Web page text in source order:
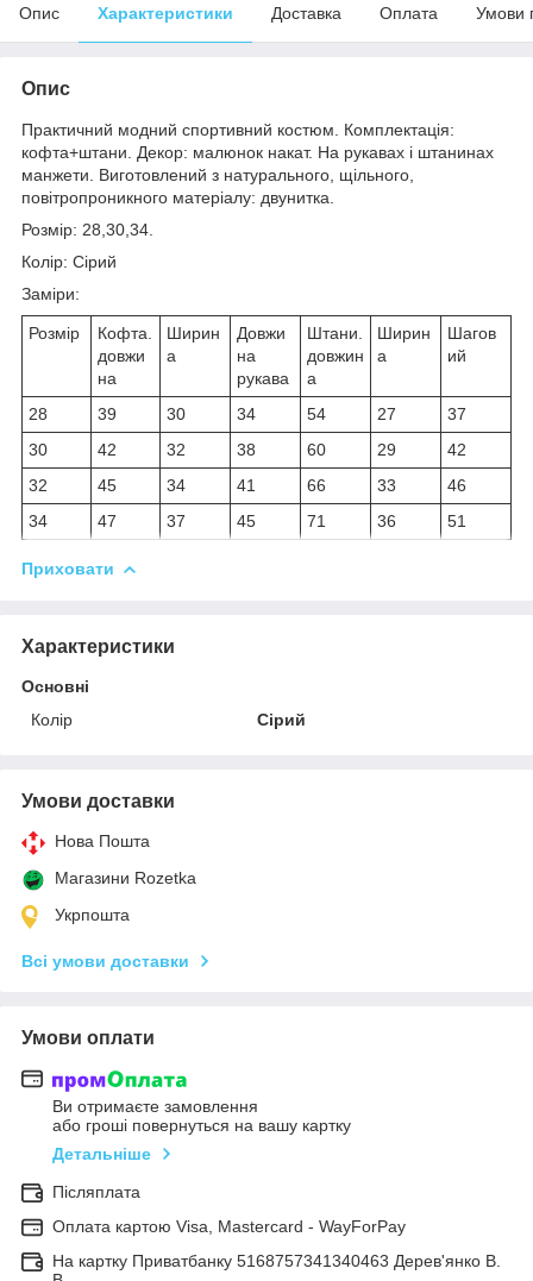
Опис Характеристики Доставка Оплата Умови
Опис
Практичний модний спортивний костюм. Комплектація:
кофта+штани. Декор: малюнок накат. На рукавах і штанинах
манжети. Виготовлений з натурального, щільного,
повітропроникного матеріалу: двунитка.
Розмір: 28,30,34.
Колір: Сірий
Заміри:
Розмір
Кофта.
довжи
на
Ширин
а
Довжи
на
рукава
Штани.
довжин
а
Ширин
а
Шагов
ий
28 39 30 34 54 27
37
30
42 32 38 60 29
42
32
45 34 41 66 33
46
34
47 37 45 71 36 51
Приховати
Характеристики
Основні
Колір
Сірий
Умови доставки
Нова Пошта
Магазини Rozetka
Укрпошта
Всі умови доставки
Умови оплати
Ви отримаєте замовлення
або гроші повернуться на вашу картку
Детальніше
Післяплата
Оплата картою Visa, Mastercard - WayForPay
На картку Приватбанку 5168757341340463 Дерев'янко В.